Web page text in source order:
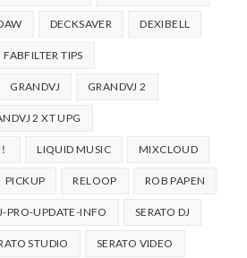
DECKSAVER DEXIBELL
FABFILTER TIPS
GRANDVJ GRANDVJ 2
2 XT UPG
LIQUID MUSIC MIXCLOUD
PICKUP RELOOP ROB PAPEN
PRO-UPDATE-INFO SERATO DJ
STUDIO SERATO VIDEO